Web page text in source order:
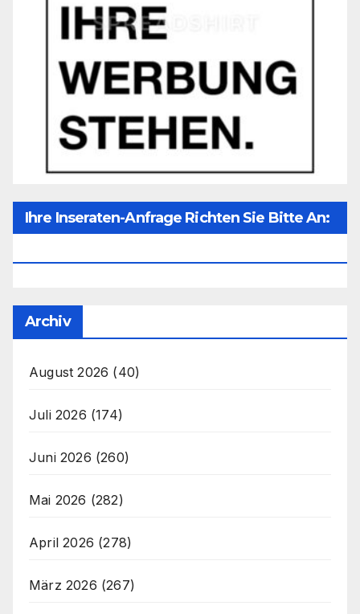
Ihre Inseraten-Anfrage Richten Sie Bitte An:
Archiv
August 2026 (40)
Juli 2026 (174)
Juni 2026 (260)
Mai 2026 (282)
April 2026 (278)
März 2026 (267)